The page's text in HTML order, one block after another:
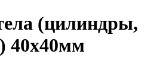
(цилиндры,
40х40мм